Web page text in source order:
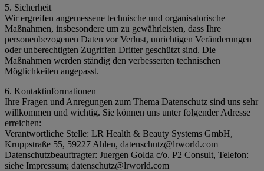
5. Sicherheit
Wir ergreifen angemessene technische und organisatorische
Maßnahmen, insbesondere um zu gewährleisten, dass Ihre
personenbezogenen Daten vor Verlust, unrichtigen Veränderungen
oder unberechtigten Zugriffen Dritter geschützt sind. Die
Maßnahmen werden ständig den verbesserten technischen
Möglichkeiten angepasst.
6. Kontaktinformationen
Ihre Fragen und Anregungen zum Thema Datenschutz sind uns sehr
willkommen und wichtig. Sie können uns unter folgender Adresse
erreichen:
Verantwortliche Stelle: LR Health & Beauty Systems GmbH,
Kruppstraße 55, 59227 Ahlen, datenschutz@lrworld.com
Datenschutzbeauftragter: Juergen Golda c/o. P2 Consult, Telefon:
siehe Impressum; datenschutz@lrworld.com